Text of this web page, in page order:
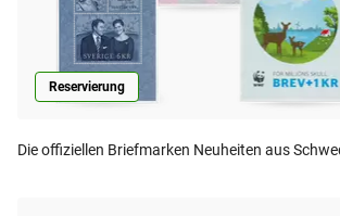
Reservierung
Die offiziellen Briefmarken Neuheiten aus